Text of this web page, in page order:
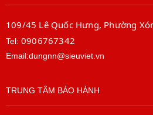
109/45 Lê Quốc Hưng, Phường
Tel: 0906767342
Email:dungnn@sieuviet.vn
TRUNG TÂM BẢO HÀNH